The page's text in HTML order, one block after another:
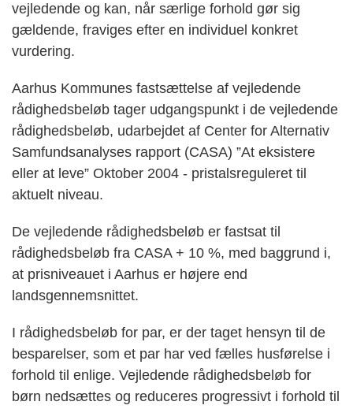
vejledende og kan, når særlige forhold gør sig
gældende, fraviges efter en individuel konkret
vurdering.
Aarhus Kommunes fastsættelse af vejledende
rådighedsbeløb tager udgangspunkt i de vejledende
rådighedsbeløb, udarbejdet af Center for Alternativ
Samfundsanalyses rapport (CASA) ”At eksistere
eller at leve” Oktober 2004 - pristalsreguleret til
aktuelt niveau.
De vejledende rådighedsbeløb er fastsat til
rådighedsbeløb fra CASA + 10 %, med baggrund i,
at prisniveauet i Aarhus er højere end
landsgennemsnittet.
I rådighedsbeløb for par, er der taget hensyn til de
besparelser, som et par har ved fælles husførelse i
forhold til enlige. Vejledende rådighedsbeløb for
børn nedsættes og reduceres progressivt i forhold til